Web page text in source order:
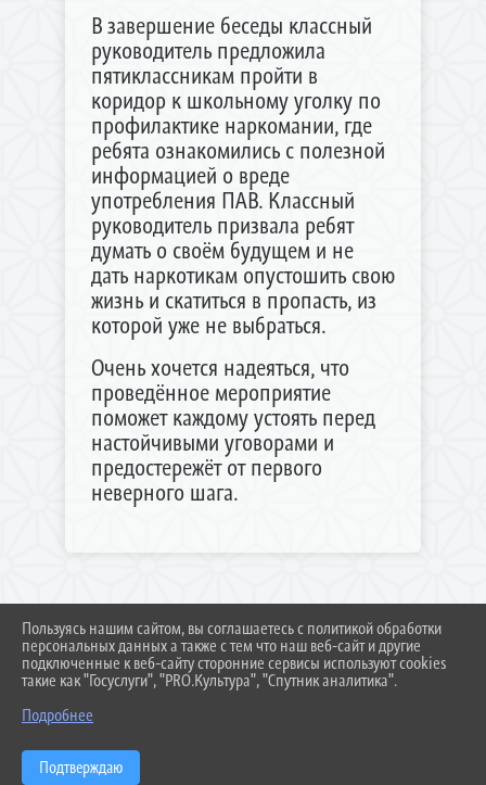
В завершение беседы классный
руководитель предложила
пятиклассникам пройти в
коридор к школьному уголку по
профилактике наркомании, где
ребята ознакомились с полезной
информацией о вреде
употребления ПАВ. Классный
руководитель призвала ребят
думать о своём будущем и не
дать наркотикам опустошить свою
жизнь и скатиться в пропасть, из
которой уже не выбраться.
Очень хочется надеяться, что
проведённое мероприятие
поможет каждому устоять перед
настойчивыми уговорами и
предостережёт от первого
неверного шага.
2026 Г. RN-GENSCHOOL.RU
ВХОД
КАРТА САЙТА
СДЕЛАНО НА KUBCMS
РАЗРАБОТКА И ПОДДЕРЖКА
Пользуясь нашим сайтом, вы соглашаетесь с политикой обработки
персональных данных а также с тем что наш веб-сайт и другие
подключенные к веб-сайту сторонние сервисы используют cookies
такие как "Госуслуги", "PRO.Культура", "Спутник аналитика".
Подробнее
Подтверждаю